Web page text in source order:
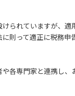
られていますが、適
則って適正に税務申
各専門家と連携し